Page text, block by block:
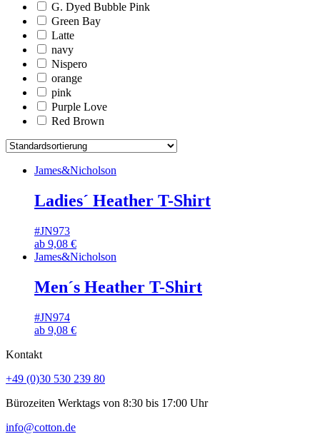
G. Dyed Bubble Pink
Green Bay
Latte
navy
Nispero
orange
pink
Purple Love
Red Brown
James&Nicholson
Ladies´ Heather T-Shirt
#JN973
ab 9,08 €
James&Nicholson
Men´s Heather T-Shirt
#JN974
ab 9,08 €
Kontakt
+49 (0)30 530 239 80
Bürozeiten Werktags von 8:30 bis 17:00 Uhr
info@cotton.de